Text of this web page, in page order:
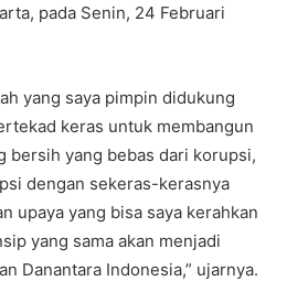
pada Senin, 24 Februari
yang saya pimpin didukung
keras untuk membangun
bersih yang bebas dari korupsi,
dengan sekeras-kerasnya
upaya yang bisa saya kerahkan
yang sama akan menjadi
Danantara Indonesia,” ujarnya.